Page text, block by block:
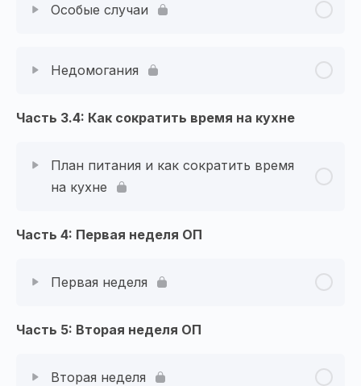
Особые случаи
Недомогания
Часть 3.4: Как сократить время на кухне
План питания и как сократить время
на кухне
Часть 4: Первая неделя ОП
Первая неделя
Часть 5: Вторая неделя ОП
Вторая неделя